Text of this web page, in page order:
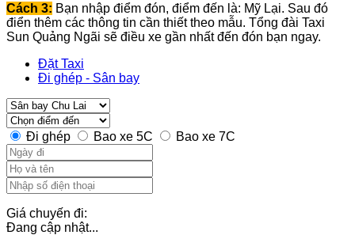
Cách 3: Bạn nhập điểm đón, điểm đến là: Mỹ Lại. Sau đó
điển thêm các thông tin cần thiết theo mẫu. Tổng đài Taxi
Sun Quảng Ngãi sẽ điều xe gần nhất đến đón bạn ngay.
Đặt Taxi
Đi ghép - Sân bay
Đi ghép Bao xe 5C Bao xe 7C
Giá chuyến đi:
Đang cập nhật...